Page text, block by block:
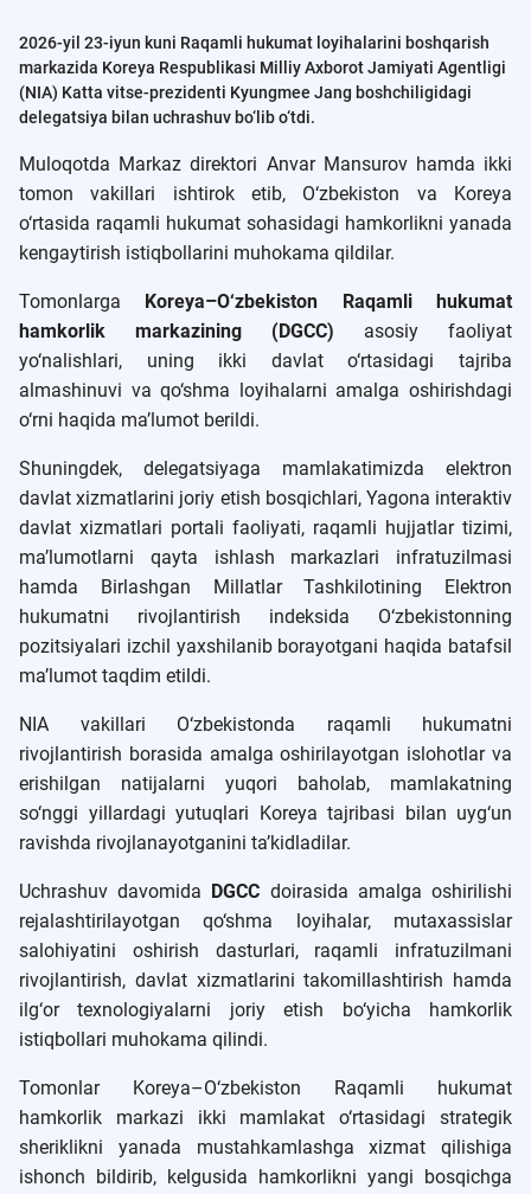
2026-yil 23-iyun kuni Raqamli hukumat loyihalarini boshqarish
markazida Koreya Respublikasi Milliy Axborot Jamiyati Agentligi
(NIA) Katta vitse-prezidenti Kyungmee Jang boshchiligidagi
delegatsiya bilan uchrashuv bo‘lib o‘tdi.
Muloqotda Markaz direktori Anvar Mansurov hamda ikki
tomon vakillari ishtirok etib, O‘zbekiston va Koreya
o‘rtasida raqamli hukumat sohasidagi hamkorlikni yanada
kengaytirish istiqbollarini muhokama qildilar.
Tomonlarga Koreya–O‘zbekiston Raqamli hukumat
hamkorlik markazining (DGCC) asosiy faoliyat
yo‘nalishlari, uning ikki davlat o‘rtasidagi tajriba
almashinuvi va qo‘shma loyihalarni amalga oshirishdagi
o‘rni haqida ma’lumot berildi.
Shuningdek, delegatsiyaga mamlakatimizda elektron
davlat xizmatlarini joriy etish bosqichlari, Yagona interaktiv
davlat xizmatlari portali faoliyati, raqamli hujjatlar tizimi,
ma’lumotlarni qayta ishlash markazlari infratuzilmasi
hamda Birlashgan Millatlar Tashkilotining Elektron
hukumatni rivojlantirish indeksida O‘zbekistonning
pozitsiyalari izchil yaxshilanib borayotgani haqida batafsil
ma’lumot taqdim etildi.
NIA vakillari O‘zbekistonda raqamli hukumatni
rivojlantirish borasida amalga oshirilayotgan islohotlar va
erishilgan natijalarni yuqori baholab, mamlakatning
so‘nggi yillardagi yutuqlari Koreya tajribasi bilan uyg‘un
ravishda rivojlanayotganini ta’kidladilar.
Uchrashuv davomida DGCC doirasida amalga oshirilishi
rejalashtirilayotgan qo‘shma loyihalar, mutaxassislar
salohiyatini oshirish dasturlari, raqamli infratuzilmani
rivojlantirish, davlat xizmatlarini takomillashtirish hamda
ilg‘or texnologiyalarni joriy etish bo‘yicha hamkorlik
istiqbollari muhokama qilindi.
Tomonlar Koreya–O‘zbekiston Raqamli hukumat
hamkorlik markazi ikki mamlakat o‘rtasidagi strategik
sheriklikni yanada mustahkamlashga xizmat qilishiga
ishonch bildirib, kelgusida hamkorlikni yangi bosqichga